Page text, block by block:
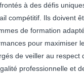
à des défis
compétitif. Ils doivent
de formation
pour maximiser
de veiller au respect
professionnelle et